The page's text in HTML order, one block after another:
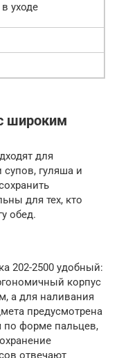
уходе
широким
для
гуляша и
для тех, кто
обед.
202-2500 удобный:
корпус
а для наливания
предусмотрена
по форме пальцев,
отвечают